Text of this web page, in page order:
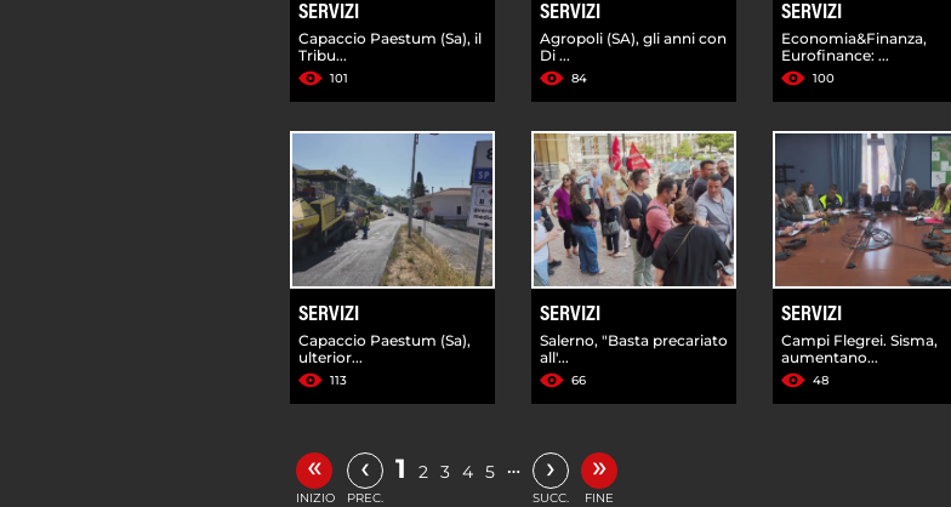
SERVIZI
Capaccio Paestum (Sa), il
Tribu...
101
SERVIZI
Agropoli (SA), gli anni con
Di ...
84
SERVIZI
Economia&Finanza,
Eurofinance: ...
100
SERVIZI
Capaccio Paestum (Sa),
ulterior...
113
SERVIZI
Salerno, "Basta precariato
all'...
66
SERVIZI
Campi Flegrei. Sisma,
aumentano...
48
«
INIZIO
‹
PREC.
1 2 3 4 5 … ›
SUCC.
»
FINE